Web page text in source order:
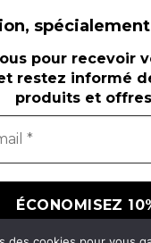
pour recevoir
restez informé
produits et